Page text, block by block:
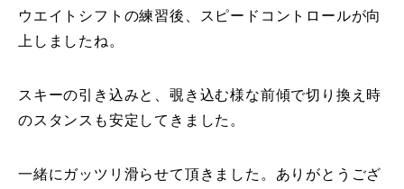
ウエイトシフトの練習後、スピードコントロールが向
上しましたね。
スキーの引き込みと、覗き込む様な前傾で切り換え時
のスタンスも安定してきました。
一緒にガッツリ滑らせて頂きました。ありがとうござ